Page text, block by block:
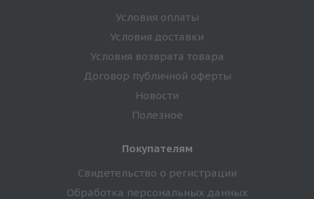
Условия оплаты
Условия доставки
Условия возврата товара
Договор публичной оферты
Новости
Полезное
Покупателям
Свидетельство о регистрации
Обработка персональных данных